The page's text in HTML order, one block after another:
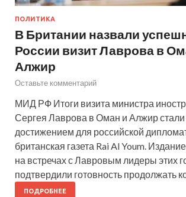
ПОЛИТИКА
В Британии назвали
России визит Лаврова в
Алжир
Оставьте комментарий
МИД РФ Итоги визита министра
Сергея Лаврова в Оман и Алжир
достижением для российской
британская газета Rai Al Youm.
на встречах с Лавровым лидеры этих
подтвердили готовность продолжать
ПОДРОБНЕЕ